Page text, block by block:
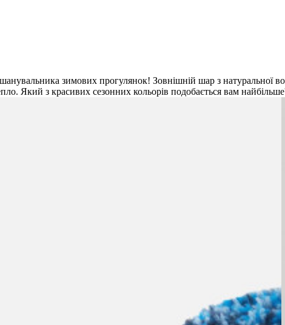
зимових прогулянок! Зовнішній шар з натуральної
Який з красивих сезонних кольорів подобається вам